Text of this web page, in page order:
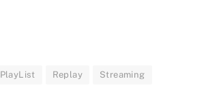
PlayList Replay Streaming